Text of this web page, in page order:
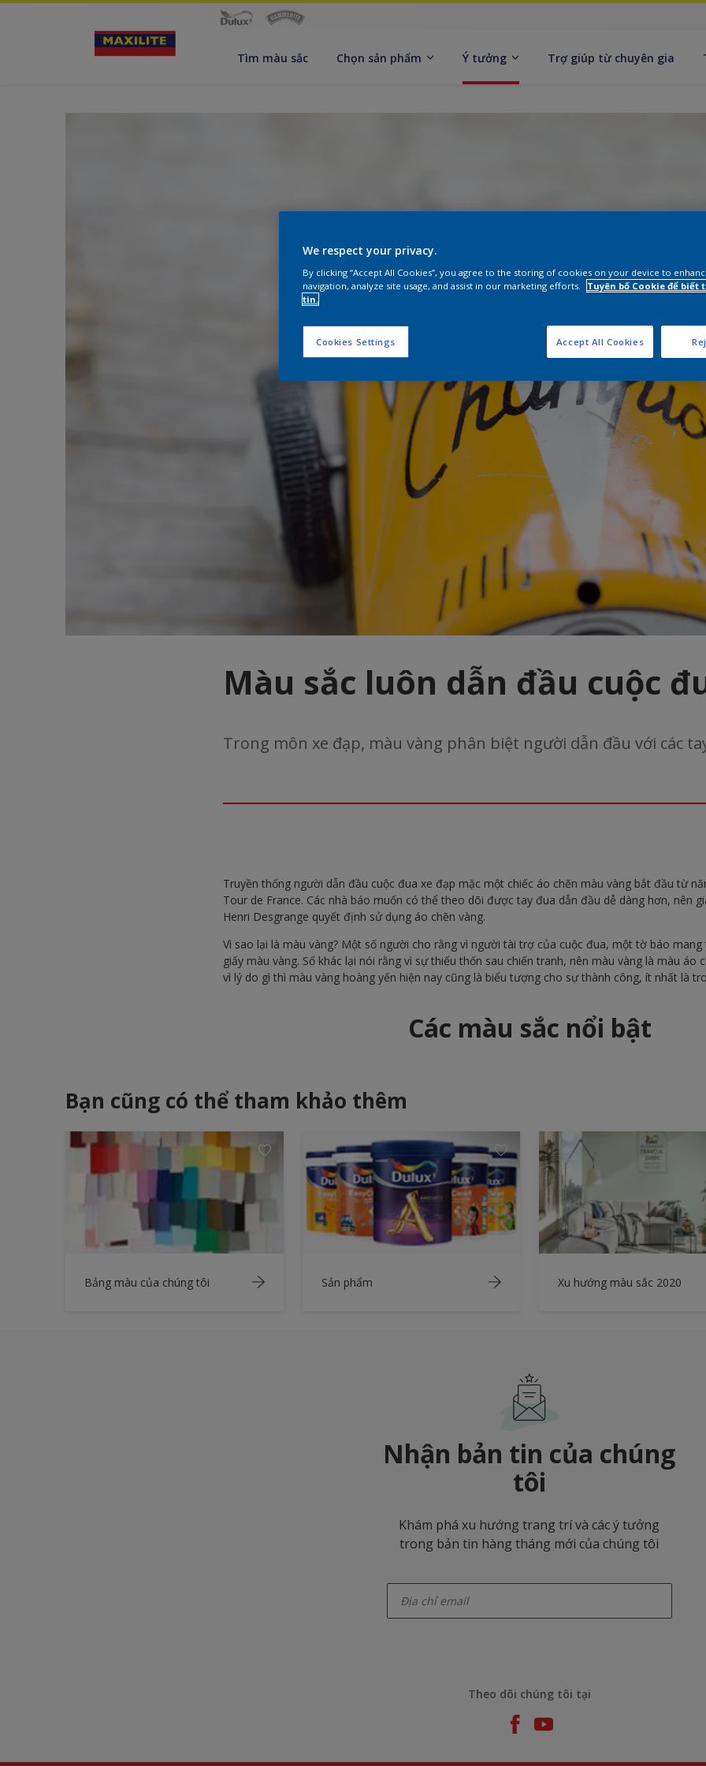
Tìm màu sắc Chọn sản phẩm Ý tưởng Trợ giúp từ chuyên gia
Màu sắc luôn dẫn đầu cuộc
Trong môn xe đạp, màu vàng phân biệt người dẫn đầu với các
Truyền thống người dẫn đầu cuộc đua xe đạp mặc một chiếc áo chẽn màu vàng bắt đầu từ
Tour de France. Các nhà báo muốn có thể theo dõi được tay đua dẫn đầu dễ dàng hơn, nên
Henri Desgrange quyết định sử dụng áo chẽn vàng.
Vì sao lại là màu vàng? Một số người cho rằng vì người tài trợ của cuộc đua, một tờ báo
giấy màu vàng. Số khác lại nói rằng vì sự thiếu thốn sau chiến tranh, nên màu vàng là màu áo
vì lý do gì thì màu vàng hoàng yến hiện nay cũng là biểu tượng cho sự thành công, ít nhất là
Các màu sắc nổi bật
Bạn cũng có thể tham khảo thêm
Bảng màu của chúng tôi Sản phẩm Xu hướng màu sắc 2020
Nhận bản tin của chúng
tôi
Khám phá xu hướng trang trí và các ý tưởng
trong bản tin hàng tháng mới của chúng tôi
Theo dõi chúng tôi tại
We respect your privacy.
By clicking “Accept All Cookies”, you agree to the storing of cookies on your device to
navigation, analyze site usage, and assist in our marketing efforts.
Tuyên bố Cookie để biết
tin.
Cookies Settings Accept All Cookies